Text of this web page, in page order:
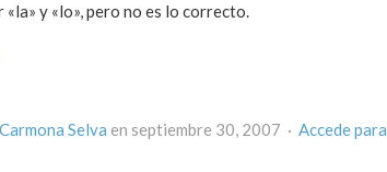
«la» y «lo», pero no es lo correcto.
Selva en septiembre 30, 2007 · Accede